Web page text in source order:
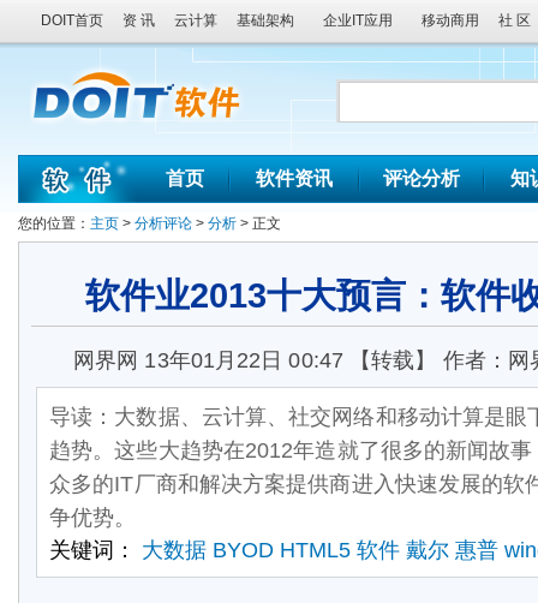
DOIT首页 资 讯 云计算 基础架构 企业IT应用 移动商用 社 区
首页 软件资讯 评论分析 知
您的位置： 主页 > 分析评论 > 分析 > 正文
软件业2013十大预言：软件
网界网 13年01月22日 00:47 【转载】 作者：
导读：大数据、云计算、社交网络和移动计算是眼
趋势。这些大趋势在2012年造就了很多的新闻故
众多的IT厂商和解决方案提供商进入快速发展的软
争优势。
关键词： 大数据 BYOD HTML5 软件 戴尔 惠普